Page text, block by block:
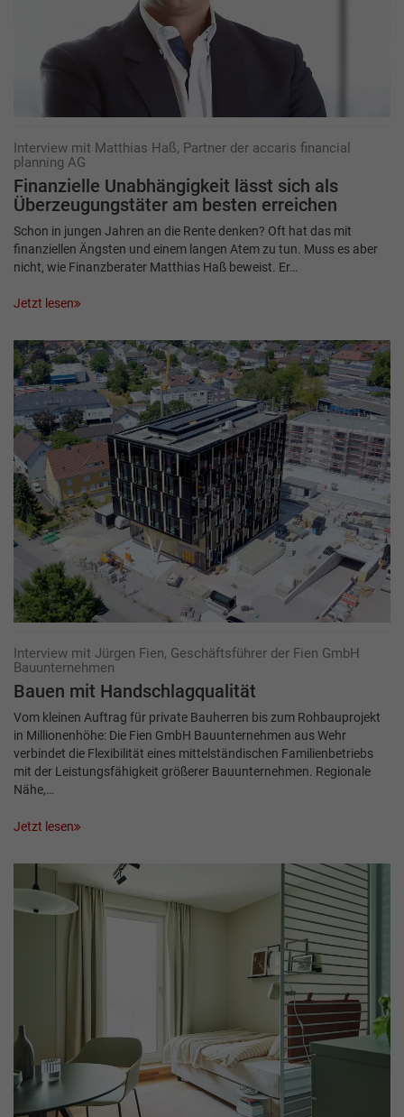
Interview mit Matthias Haß, Partner der accaris financial
planning AG
Finanzielle Unabhängigkeit lässt sich als
Überzeugungstäter am besten erreichen
Schon in jungen Jahren an die Rente denken? Oft hat das mit
finanziellen Ängsten und einem langen Atem zu tun. Muss es aber
nicht, wie Finanzberater Matthias Haß beweist. Er…
Jetzt lesen
Interview mit Jürgen Fien, Geschäftsführer der Fien GmbH
Bauunternehmen
Bauen mit Handschlagqualität
Vom kleinen Auftrag für private Bauherren bis zum Rohbauprojekt
in Millionenhöhe: Die Fien GmbH Bauunternehmen aus Wehr
verbindet die Flexibilität eines mittelständischen Familienbetriebs
mit der Leistungsfähigkeit größerer Bauunternehmen. Regionale
Nähe,…
Jetzt lesen